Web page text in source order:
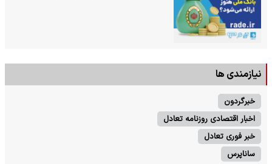
نیازمندی ها
خبرگردون
اخبار اقتصادی روزنامه تعادل
خبر فوری تعادل
ساناپرس